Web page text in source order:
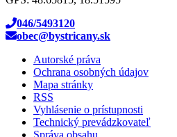
046/5493120
obec@bystricany.sk
Autorské práva
Ochrana osobných údajov
Mapa stránky
RSS
Vyhlásenie o prístupnosti
Technický prevádzkovateľ